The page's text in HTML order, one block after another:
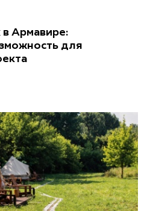
Армавире:
для